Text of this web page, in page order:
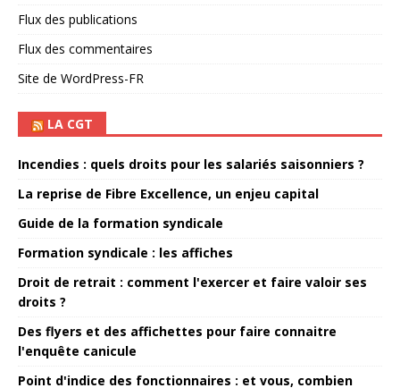
Flux des publications
Flux des commentaires
Site de WordPress-FR
LA CGT
Incendies : quels droits pour les salariés saisonniers ?
La reprise de Fibre Excellence, un enjeu capital
Guide de la formation syndicale
Formation syndicale : les affiches
Droit de retrait : comment l'exercer et faire valoir ses
droits ?
Des flyers et des affichettes pour faire connaitre
l'enquête canicule
Point d'indice des fonctionnaires : et vous, combien